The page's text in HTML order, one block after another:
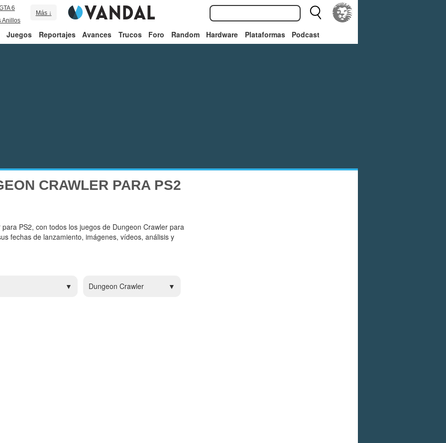
6
Anillos
Más ↓
Juegos Reportajes Avances Trucos Foro Random Hardware Plataformas Podcast
CRAWLER PARA PS2
PS2, con todos los juegos de Dungeon Crawler para
fechas de lanzamiento, imágenes, vídeos, análisis y
Dungeon Crawler